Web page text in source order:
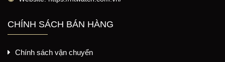
CHÍNH SÁCH BÁN HÀNG
Chính sách vận chuyển